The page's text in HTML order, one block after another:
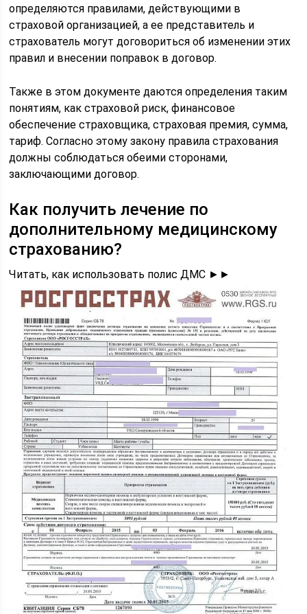
определяются правилами, действующими в
страховой организацией, а ее представитель и
страхователь могут договориться об изменении этих
правил и внесении поправок в договор.
Также в этом документе даются определения таким
понятиям, как страховой риск, финансовое
обеспечение страховщика, страховая премия, сумма,
тариф. Согласно этому закону правила страхования
должны соблюдаться обеими сторонами,
заключающими договор.
Как получить лечение по
дополнительному медицинскому
страхованию?
Читать, как использовать полис ДМС ►►